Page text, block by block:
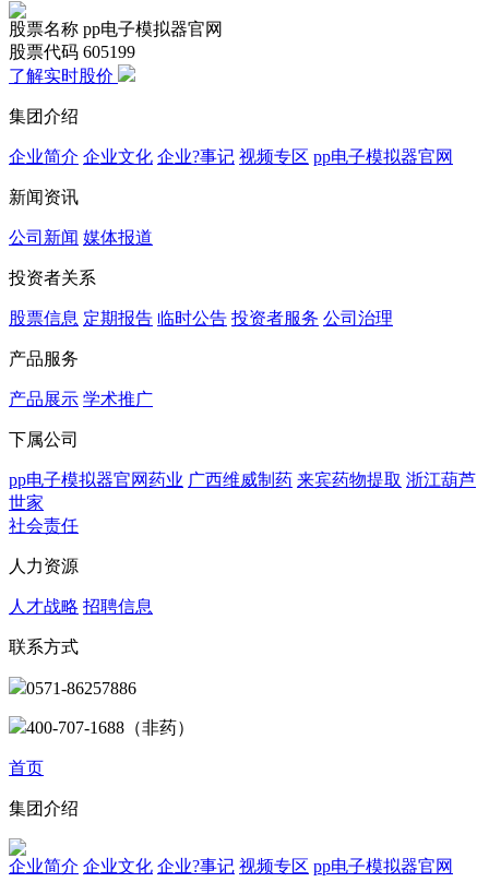
股票名称 pp电子模拟器官网
股票代码 605199
了解实时股价
集团介绍
企业简介 企业文化 企业?事记 视频专区 pp电子模拟器官网
新闻资讯
公司新闻 媒体报道
投资者关系
股票信息 定期报告 临时公告 投资者服务 公司治理
产品服务
产品展示 学术推广
下属公司
pp电子模拟器官网药业 广西维威制药 来宾药物提取 浙江葫芦
世家
社会责任
人力资源
人才战略 招聘信息
联系方式
0571-86257886
400-707-1688（非药）
首页
集团介绍
企业简介 企业文化 企业?事记 视频专区 pp电子模拟器官网